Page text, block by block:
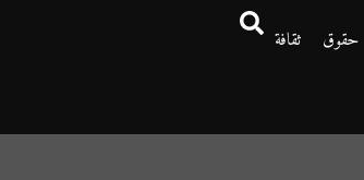
حقوق
ثقافة